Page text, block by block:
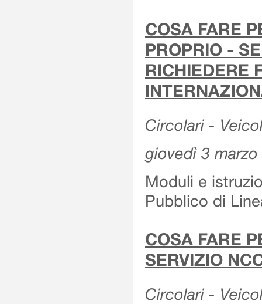
COSA FARE
PROPRIO -
RICHIEDERE
Circolari -
giovedì 3 marzo
Moduli e
Pubblico di
COSA FARE
SERVIZIO
Circolari -